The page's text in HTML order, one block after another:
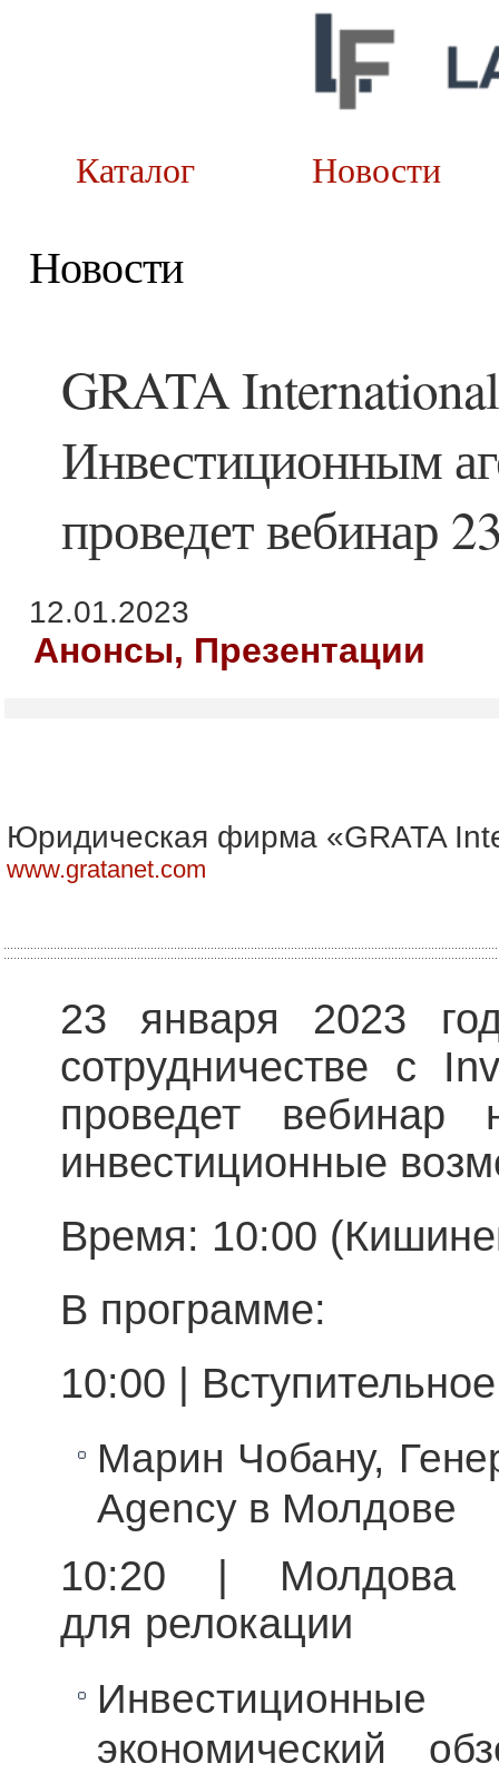
Каталог
Новости
GRATA
Инвестиционным
проведет вебинар
12.01.2023
Анонсы, Презентации
Юридическая фирма «GRATA
www.gratanet.com
23 января 2023
сотрудничестве с
проведет
инвестиционные
Время: 10:00
В программе:
10:00 |
Марин Чобану,
Agency в Молдове
10:20 | Молдова
для релокации
экономический